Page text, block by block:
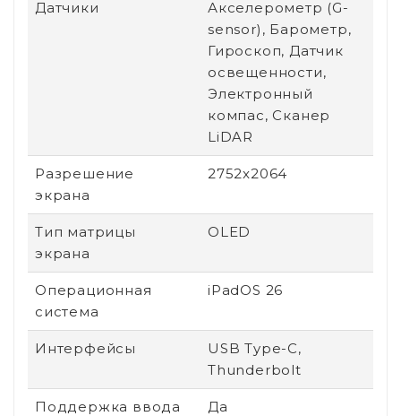
Датчики
Акселерометр (G-
sensor), Барометр,
Гироскоп, Датчик
освещенности,
Электронный
компас, Сканер
LiDAR
Разрешение
экрана
2752x2064
Тип матрицы
экрана
OLED
Операционная
система
iPadOS 26
Интерфейсы
USB Type-C,
Thunderbolt
Поддержка ввода
Да